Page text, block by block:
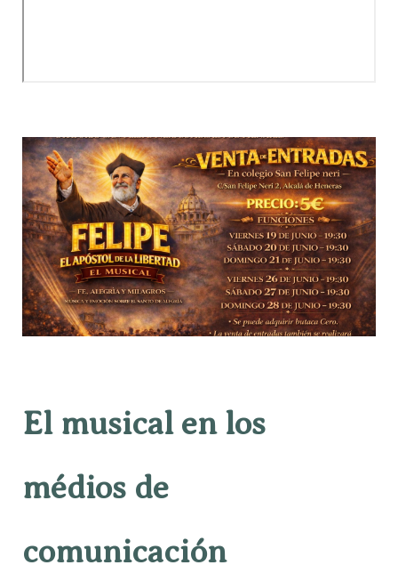
El musical en los
médios de
comunicación